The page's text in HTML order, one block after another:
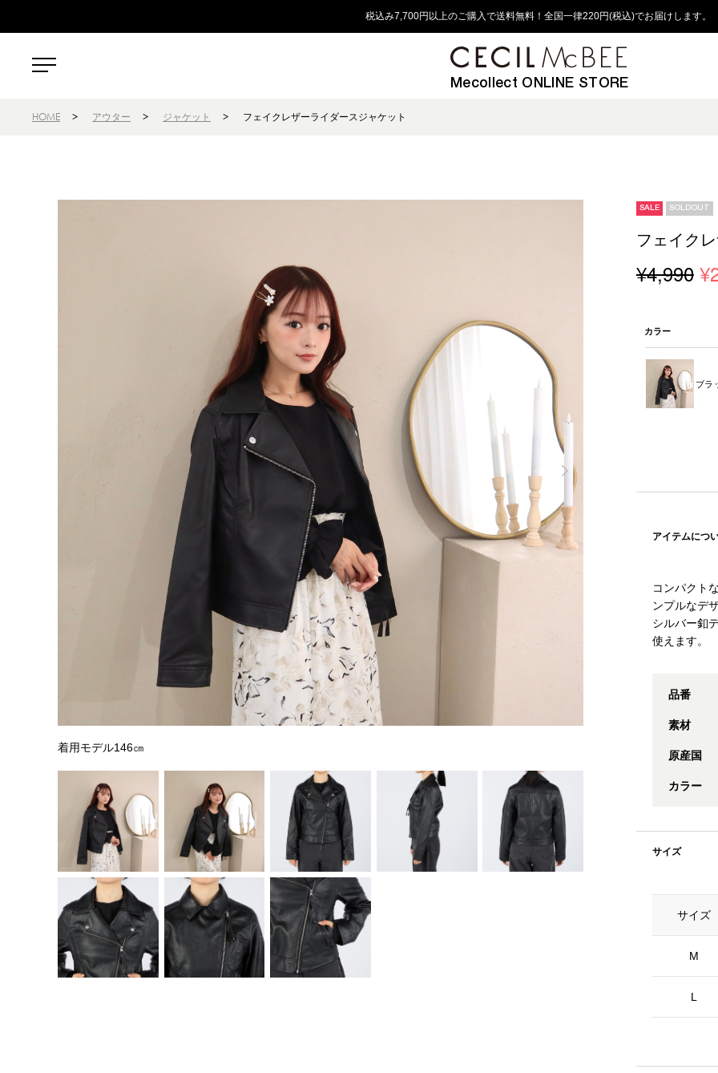
税込み7,700円以上のご購入で送料無料！全国一律220円(税込)でお届けします。
Mecollect ONLINE STORE
HOME > アウター > ジャケット > フェイクレザーライダースジャケット
着用モデル146㎝
SALE SOLDOUT
フェイク
¥4,990
カラー
ブラ
アイテムにつ
コンパクト
ンプルなデ
シルバー釦
使えます。
品番
素材
原産国
カラー
サイズ
サイズ
M
L